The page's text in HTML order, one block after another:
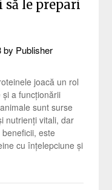
să le prepari
by Publisher
joacă un rol
a funcționării
sunt surse
nutrienți vitali, dar
este
cu înțelepciune și